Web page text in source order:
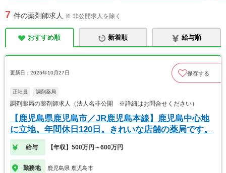
7 件の薬剤師求人 ※ 非公開求人を除く
おすすめ順 新着順 給与順
更新日：2025年10月27日 保存する
正社員 調剤薬局
調剤薬局の薬剤師求人（法人名非公開 ※詳細はお問合せください）
【鹿児島県鹿児島市／JR鹿児島本線】鹿児島中心地
に立地。年間休日120日。きれいな店舗の薬局です。
給与 【年収】500万円～600万円
勤務地 鹿児島県 鹿児島市